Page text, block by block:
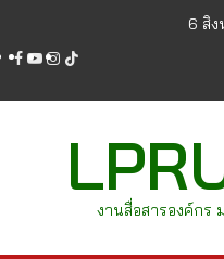
content
6 สิ
facebook
youtube
instagram
tiktok
งานสื่อสารองค์กร